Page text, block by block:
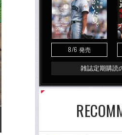
8/6 発売
雑誌定期購読